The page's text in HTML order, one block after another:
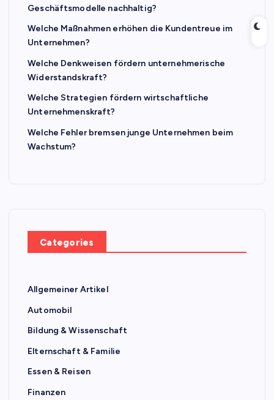
Geschäftsmodelle nachhaltig?
Welche Maßnahmen erhöhen die Kundentreue im
Unternehmen?
Welche Denkweisen fördern unternehmerische
Widerstandskraft?
Welche Strategien fördern wirtschaftliche
Unternehmenskraft?
Welche Fehler bremsen junge Unternehmen beim
Wachstum?
Categories
Allgemeiner Artikel
Automobil
Bildung & Wissenschaft
Elternschaft & Familie
Essen & Reisen
Finanzen